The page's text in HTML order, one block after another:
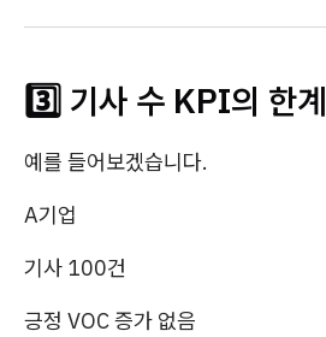
3️⃣ 기사 수 KPI의 한계
예를 들어보겠습니다.
A기업
기사 100건
긍정 VOC 증가 없음